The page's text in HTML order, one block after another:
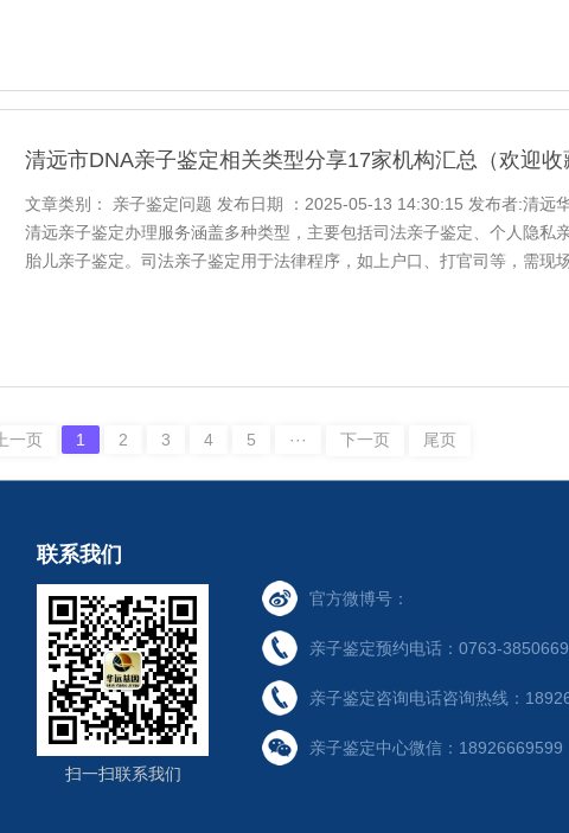
清远市DNA亲子鉴定相关类型分享17家机构汇总（欢迎收
文章类别： 亲子鉴定问题 发布日期 ：2025-05-13 14:30:15 发布者:清远
清远亲子鉴定办理服务涵盖多种类型，主要包括司法亲子鉴定、个人隐私
胎儿亲子鉴定。司法亲子鉴定用于法律程序，如上户口、打官司等，需现
上一页 1 2 3 4 5 ··· 下一页 尾页
联系我们
扫一扫联系我们
官方微博号：
亲子鉴定预约电话：0763-3850669
亲子鉴定咨询电话咨询热线：
亲子鉴定中心微信：18926669599